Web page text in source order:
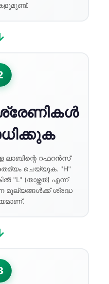
ലാബിന്റെ റഫറൻസ്
ചെയ്യുക. "H"
"L" (താഴ്ന്നത്) എന്ന്
മൂല്യങ്ങൾക്ക് ശ്രദ്ധ